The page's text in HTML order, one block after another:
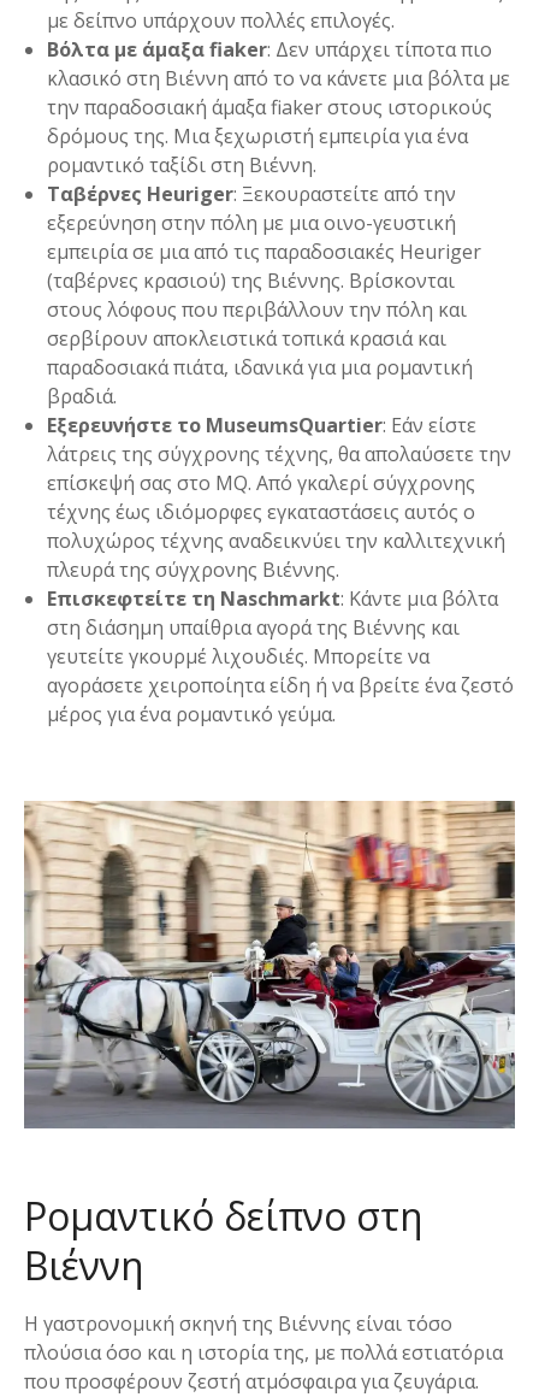
με δείπνο υπάρχουν πολλές επιλογές.
Βόλτα με άμαξα fiaker: Δεν υπάρχει τίποτα πιο
κλασικό στη Βιέννη από το να κάνετε μια βόλτα με
την παραδοσιακή άμαξα fiaker στους ιστορικούς
δρόμους της. Μια ξεχωριστή εμπειρία για ένα
ρομαντικό ταξίδι στη Βιέννη.
Ταβέρνες Heuriger: Ξεκουραστείτε από την
εξερεύνηση στην πόλη με μια οινο-γευστική
εμπειρία σε μια από τις παραδοσιακές Heuriger
(ταβέρνες κρασιού) της Βιέννης. Βρίσκονται
στους λόφους που περιβάλλουν την πόλη και
σερβίρουν αποκλειστικά τοπικά κρασιά και
παραδοσιακά πιάτα, ιδανικά για μια ρομαντική
βραδιά.
Εξερευνήστε το MuseumsQuartier: Εάν είστε
λάτρεις της σύγχρονης τέχνης, θα απολαύσετε την
επίσκεψή σας στο MQ. Από γκαλερί σύγχρονης
τέχνης έως ιδιόμορφες εγκαταστάσεις αυτός ο
πολυχώρος τέχνης αναδεικνύει την καλλιτεχνική
πλευρά της σύγχρονης Βιέννης.
Επισκεφτείτε τη Naschmarkt: Κάντε μια βόλτα
στη διάσημη υπαίθρια αγορά της Βιέννης και
γευτείτε γκουρμέ λιχουδιές. Μπορείτε να
αγοράσετε χειροποίητα είδη ή να βρείτε ένα ζεστό
μέρος για ένα ρομαντικό γεύμα.
Ρομαντικό δείπνο στη
Βιέννη
Η γαστρονομική σκηνή της Βιέννης είναι τόσο
πλούσια όσο και η ιστορία της, με πολλά εστιατόρια
που προσφέρουν ζεστή ατμόσφαιρα για ζευγάρια.